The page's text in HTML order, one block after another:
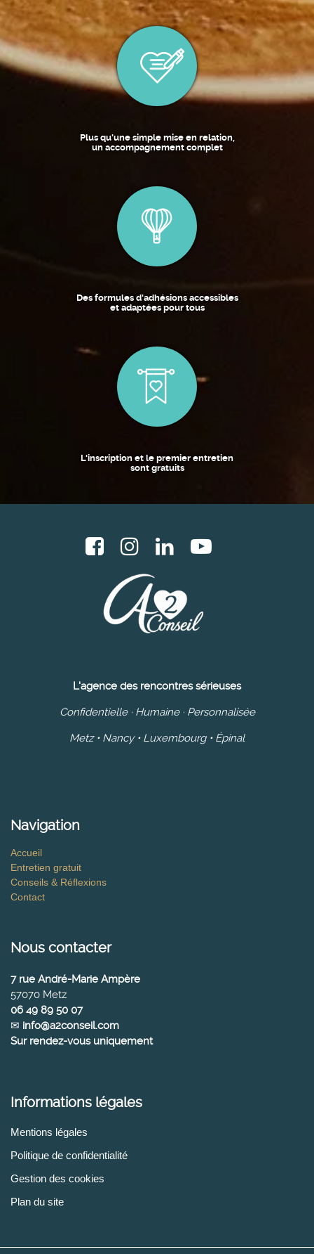
Plus qu'une simple mise en relation,
un accompagnement complet
Des formules d'adhésions accessibles
et adaptées pour tous
L'inscription et le premier entretien
sont gratuits
L'agence des rencontres sérieuses
Confidentielle · Humaine · Personnalisée
Metz • Nancy • Luxembourg • Épinal
Navigation
Accueil
Entretien gratuit
Conseils & Réflexions
Contact
Nous contacter
7 rue André-Marie Ampère
57070 Metz
06 49 89 50 07
✉ info@a2conseil.com
Sur rendez-vous uniquement
Informations légales
Mentions légales
Politique de confidentialité
Gestion des cookies
Plan du site